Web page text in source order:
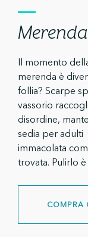
Il momento
merenda è
follia? Scarpe
vassorio
disordine,
sedia per adulti
immacolata
trovata. Pulirlo
da ragazzi: basta
con un getto
metterlo in
Grasso,
non hanno
COMPRA